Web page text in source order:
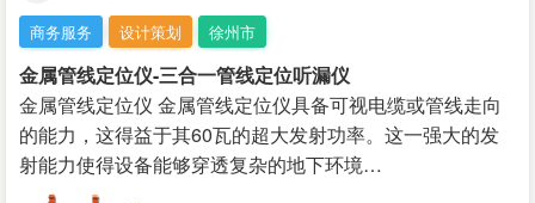
商务服务 设计策划 徐州市
金属管线定位仪-三合一管线定位听漏仪
金属管线定位仪 金属管线定位仪具备可视电缆或管线走向
的能力，这得益于其60瓦的超大发射功率。这一强大的发
射能力使得设备能够穿透复杂的地下环境…